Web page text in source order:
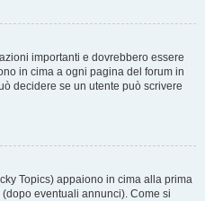
importanti e dovrebbero essere
in cima a ogni pagina del forum in
decidere se un utente può scrivere
Topics) appaiono in cima alla prima
eventuali annunci). Come si